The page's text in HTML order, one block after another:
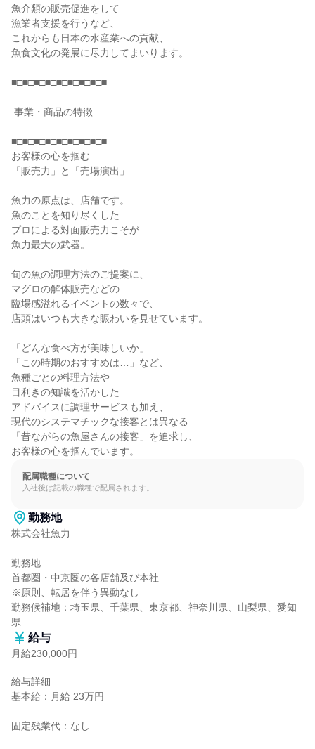
魚介類の販売促進をして
漁業者支援を行うなど、
これからも日本の水産業への貢献、
魚食文化の発展に尽力してまいります。
■□■□■□■□■□■□■□■□■
■□■□■□■□■□■□■□■□■
お客様の心を掴む
「販売力」と「売場演出」
魚力の原点は、店舗です。
魚のことを知り尽くした
プロによる対面販売力こそが
魚力最大の武器。
旬の魚の調理方法のご提案に、
マグロの解体販売などの
臨場感溢れるイベントの数々で、
店頭はいつも大きな賑わいを見せています。
「どんな食べ方が美味しいか」
「この時期のおすすめは…」など、
魚種ごとの料理方法や
目利きの知識を活かした
アドバイスに調理サービスも加え、
現代のシステマチックな接客とは異なる
「昔ながらの魚屋さんの接客」を追求し、
お客様の心を掴んでいます。
配属職種について
入社後は記載の職種で配属されます。
勤務地
株式会社魚力
勤務地
首都圏・中京圏の各店舗及び本社
※原則、転居を伴う異動なし
勤務候補地：埼玉県、千葉県、東京都、神奈川県、山梨県、愛知
県
給与
月給230,000円
給与詳細
基本給：月給 23万円
固定残業代：なし